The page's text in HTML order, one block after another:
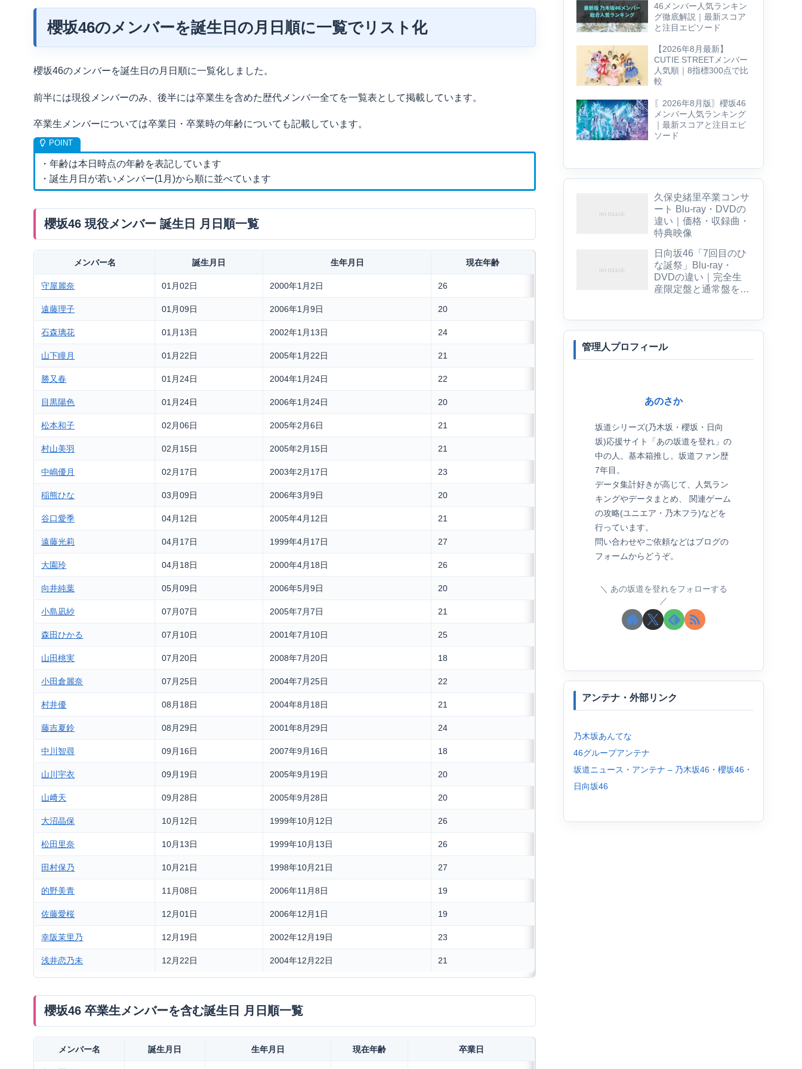
櫻坂46のメンバーを誕生日の月日順に一覧でリスト化
櫻坂46のメンバーを誕生日の月日順に一覧化しました。
前半には現役メンバーのみ、後半には卒業生を含めた歴代メンバ一全てを一覧表として掲載しています。
卒業生メンバーについては卒業日・卒業時の年齢についても記載しています。
・年齢は本日時点の年齢を表記しています
・誕生月日が若いメンバー(1月)から順に並べています
櫻坂46 現役メンバー 誕生日 月日順一覧
メンバー名 誕生月日 生年月日 現在年齢
守屋麗奈 01月02日 2000年1月2日 26
遠藤理子 01月09日 2006年1月9日 20
石森璃花 01月13日 2002年1月13日 24
山下瞳月 01月22日 2005年1月22日 21
勝又春 01月24日 2004年1月24日 22
目黒陽色 01月24日 2006年1月24日 20
松本和子 02月06日 2005年2月6日 21
村山美羽 02月15日 2005年2月15日 21
中嶋優月 02月17日 2003年2月17日 23
稲熊ひな 03月09日 2006年3月9日 20
谷口愛季 04月12日 2005年4月12日 21
遠藤光莉 04月17日 1999年4月17日 27
大園玲 04月18日 2000年4月18日 26
向井純葉 05月09日 2006年5月9日 20
小島凪紗 07月07日 2005年7月7日 21
森田ひかる 07月10日 2001年7月10日 25
山田桃実 07月20日 2008年7月20日 18
小田倉麗奈 07月25日 2004年7月25日 22
村井優 08月18日 2004年8月18日 21
藤吉夏鈴 08月29日 2001年8月29日 24
中川智尋 09月16日 2007年9月16日 18
山川宇衣 09月19日 2005年9月19日 20
山﨑天 09月28日 2005年9月28日 20
大沼晶保 10月12日 1999年10月12日 26
松田里奈 10月13日 1999年10月13日 26
田村保乃 10月21日 1998年10月21日 27
的野美青 11月08日 2006年11月8日 19
佐藤愛桜 12月01日 2006年12月1日 19
幸阪茉里乃 12月19日 2002年12月19日 23
浅井恋乃未 12月22日 2004年12月22日 21
櫻坂46 卒業生メンバーを含む誕生日 月日順一覧
メンバー名 誕生月日 生年月日 現在年齢 卒業日
46メンバー人気ランキン
グ徹底解説｜最新スコア
と注目エピソード
【2026年8月最新】
CUTIE STREETメンバー
人気順｜8指標300点で比
較
〖2026年8月版〗櫻坂46
メンバー人気ランキング
｜最新スコアと注目エピ
ソード
久保史緒里卒業コンサ
ート Blu-ray・DVDの
違い｜価格・収録曲・
特典映像
日向坂46「7回目のひ
な誕祭」Blu-ray・
DVDの違い｜完全生
産限定盤と通常盤を比
管理人プロフィール
あのさか
坂道シリーズ(乃木坂・櫻坂・日向
坂)応援サイト「あの坂道を登れ」の
中の人。基本箱推し。坂道ファン歴
7年目。
データ集計好きが高じて、人気ラン
キングやデータまとめ、 関連ゲーム
の攻略(ユニエア・乃木フラ)などを
行っています。
問い合わせやご依頼などはブログの
フォームからどうぞ。
あの坂道を登れをフォローする
アンテナ・外部リンク
乃木坂あんてな
46グループアンテナ
坂道ニュース・アンテナ – 乃木坂46・櫻坂46・
日向坂46